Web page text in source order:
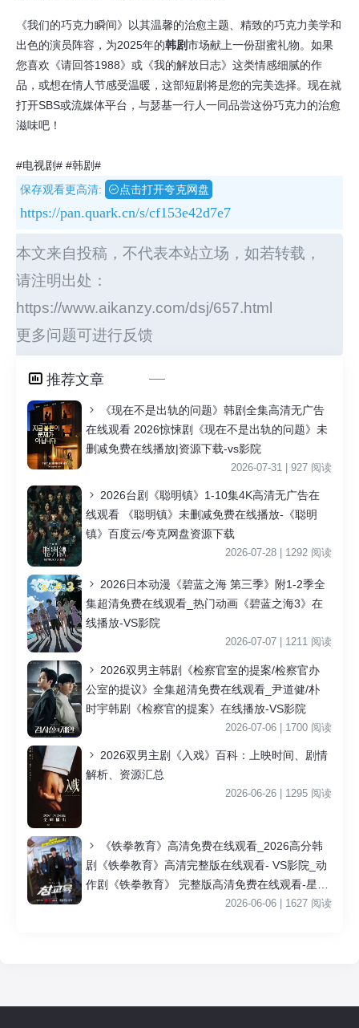
《我们的巧克力瞬间》以其温馨的治愈主题、精致的巧克力美学和
出色的演员阵容，为2025年的韩剧市场献上一份甜蜜礼物。如果
您喜欢《请回答1988》或《我的解放日志》这类情感细腻的作
品，或想在情人节感受温暖，这部短剧将是您的完美选择。现在就
打开SBS或流媒体平台，与瑟基一行人一同品尝这份巧克力的治愈
滋味吧！
#电视剧# #韩剧#
保存观看更高清:
点击打开夸克网盘
https://pan.quark.cn/s/cf153e42d7e7
本文来自投稿，不代表本站立场，如若转载，
请注明出处：
https://www.aikanzy.com/dsj/657.html
更多问题可进行反馈
推荐文章
《现在不是出轨的问题》韩剧全集高清无广告
在线观看 2026惊悚剧《现在不是出轨的问题》未
删减免费在线播放|资源下载-vs影院
2026-07-31 | 927 阅读
2026台剧《聪明镇》1-10集4K高清无广告在
线观看 《聪明镇》未删减免费在线播放-《聪明
镇》百度云/夸克网盘资源下载
2026-07-28 | 1292 阅读
2026日本动漫《碧蓝之海 第三季》附1-2季全
集超清免费在线观看_热门动画《碧蓝之海3》在
线播放-VS影院
2026-07-07 | 1211 阅读
2026双男主韩剧《检察官室的提案/检察官办
公室的提议》全集超清免费在线观看_尹道健/朴
时宇韩剧《检察官的提案》在线播放-VS影院
2026-07-06 | 1700 阅读
2026双男主剧《入戏》百科：上映时间、剧情
解析、资源汇总
2026-06-26 | 1295 阅读
《铁拳教育》高清免费在线观看_2026高分韩
剧《铁拳教育》高清完整版在线观看- VS影院_动
作剧《铁拳教育》 完整版高清免费在线观看-星空
影院李星民主演《铁拳教育》无广告_VS影视
2026-06-06 | 1627 阅读